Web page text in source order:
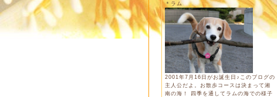
＊ラム
2001年7月16日がお誕生日♪このブログの
主人公だよ。お散歩コースは決まって湘
南の海！ 四季を通してラムの海での様子